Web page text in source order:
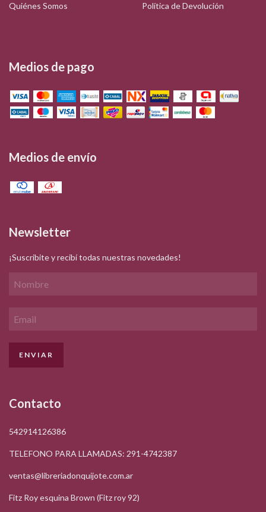
Quiénes Somos Política de Devolución
Medios de pago
Medios de envío
Newsletter
¡Suscribite y recibí todas nuestras novedades!
Contacto
542914126386
TELEFONO PARA LLAMADAS: 291-4742387
ventas@libreriadonquijote.com.ar
Fitz Roy esquina Brown (Fitz roy 92)